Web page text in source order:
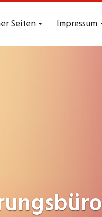
Seiten Impressum